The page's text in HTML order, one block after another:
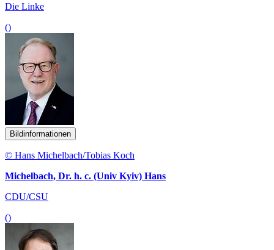
Die Linke
()
Bildinformationen
© Hans Michelbach/Tobias Koch
Michelbach, Dr. h. c. (Univ Kyiv) Hans
CDU/CSU
()